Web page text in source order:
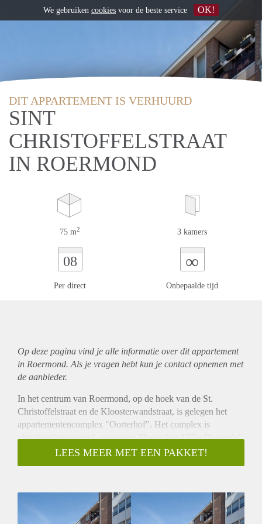
DIT APPARTEMENT IS VERHUURD
SINT
CHRISTOFFELSTRAAT
IN ROERMOND
75 m2 3 kamers
08
Per direct
∞
Onbepaalde tijd
Op deze pagina vind je alle informatie over ditappartement
in Roermond. Als je vragen hebt kun je contact opnemen met
de aanbieder.
In het centrum van Roermond, op de hoek van de St.
Christoffelstraat en de Kloosterwandstraat, is gelegen het
appartementencomplex "Oorterhof". Het complex is
uitstekend gesitueerd, tegenover Theaterhotel "De Oranjerie"
nabij alle winkels welke het gezellige stadscentrum van
Roermond rijk is. Op nog geen 2 minuten lopen bereikt u al
woonlocatie midden in het centrum van Roermond voor
zowel jong als oud!
LEES MEER MET EEN PAKKET!
We gebruiken cookies voor de beste service OK!